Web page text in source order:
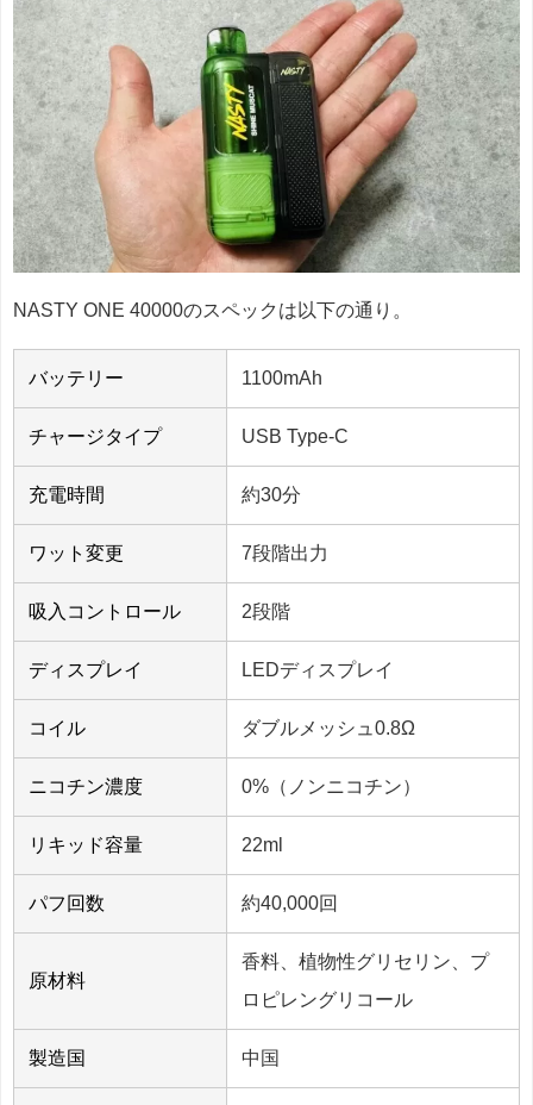
NASTY ONE 40000のスペックは以下の通り。
バッテリー 1100mAh
チャージタイプ USB Type-C
充電時間 約30分
ワット変更 7段階出力
吸入コントロール 2段階
ディスプレイ LEDディスプレイ
コイル ダブルメッシュ0.8Ω
ニコチン濃度 0%（ノンニコチン）
リキッド容量 22ml
パフ回数 約40,000回
原材料
香料、植物性グリセリン、プ
ロピレングリコール
製造国 中国